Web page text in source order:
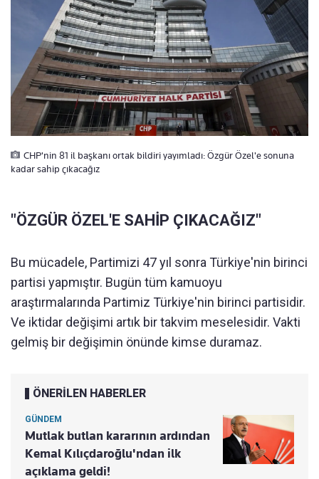
CHP'nin 81 il başkanı ortak bildiri yayımladı: Özgür Özel'e sonuna
kadar sahip çıkacağız
"ÖZGÜR ÖZEL'E SAHİP ÇIKACAĞIZ"
Bu mücadele, Partimizi 47 yıl sonra Türkiye'nin birinci
partisi yapmıştır. Bugün tüm kamuoyu
araştırmalarında Partimiz Türkiye'nin birinci partisidir.
Ve iktidar değişimi artık bir takvim meselesidir. Vakti
gelmiş bir değişimin önünde kimse duramaz.
ÖNERİLEN HABERLER
GÜNDEM
Mutlak butlan kararının ardından
Kemal Kılıçdaroğlu'ndan ilk
açıklama geldi!